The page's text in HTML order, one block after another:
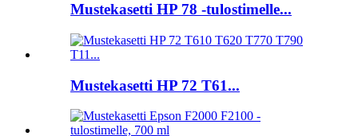
Mustekasetti HP 78 -tulostimelle...
Mustekasetti HP 72 T61...